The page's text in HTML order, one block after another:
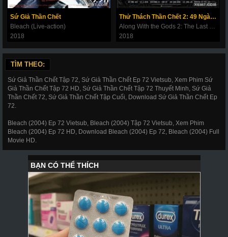
276 277 280 281 282
283 284 285 286 287 288 289
290
297 298 299 300 301 302 303
304 305 306 307 308 309 310
322 323 324 325 326 327 328
329 330 331 332 333 334 335
336 337 338 339 340 341 343
345 346 349
351 352 353 354 355 356 357
358 359 360 361 362 363 364
Sứ Giả Thần Chết
Bleach (Live-action)
2018
Thử Thách Thần Chết 2: 49 Ngày Cuối Cùng
2018
TÌM THEO:
Sứ Giả Thần Chết Tập 72, Sứ Giả Thần Chết Ep 72 Vietsub, Xem Phim Sứ
Giả Thần Chết Tập 72 HD, Sứ Giả Thần Chết Tập 72 Thuyết Minh, Sứ Giả
Thần Chết 72, Sứ Giả Thần Chết Tập Cuối, Download Sứ Giả Thần Chết Ep
72.
Bleach (2004) Ep 72 Vietsub, Bleach (2004) Tập 72 Vietsub, Xem Phim
Bleach (2004) Ep 72 HD, Download Bleach (2004) Ep 72, Bleach (2004) Full
Movie HD.